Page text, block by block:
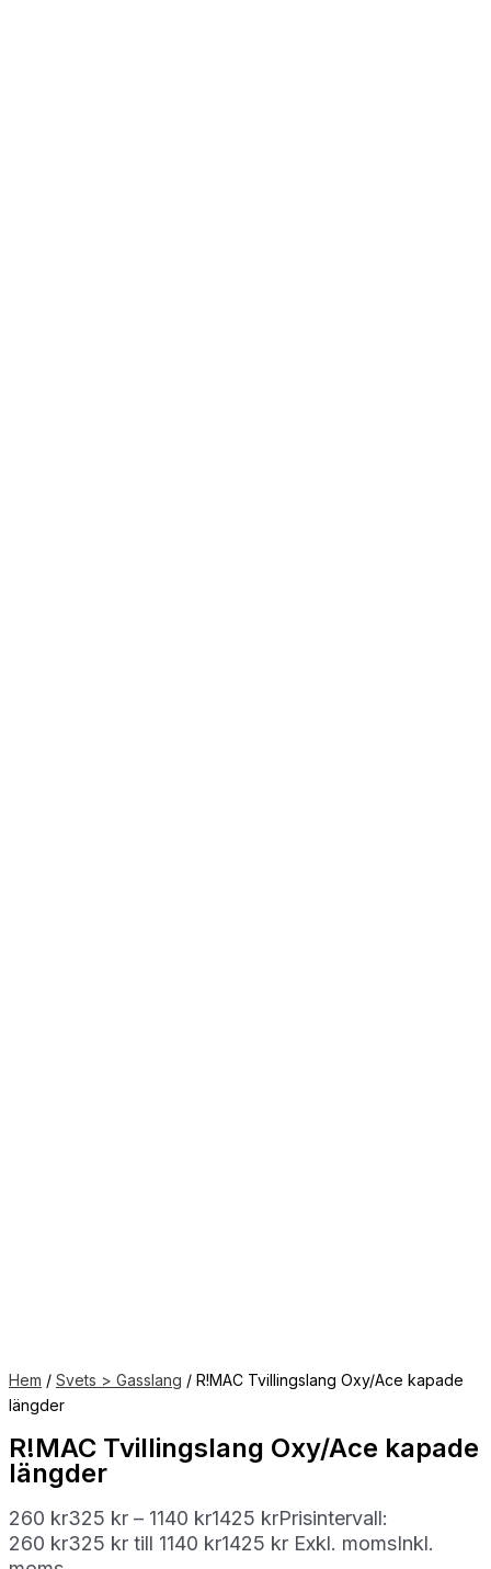
Hem / Svets > Gasslang / R!MAC Tvillingslang Oxy/Ace kapade
längder
R!MAC Tvillingslang Oxy/Ace kapade
längder
260 kr325 kr – 1140 kr1425 krPrisintervall:
260 kr325 kr till 1140 kr1425 kr Exkl. momsInkl.